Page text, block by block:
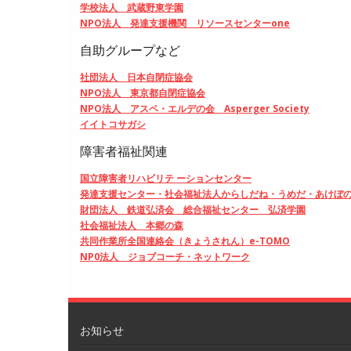
学校法人 武蔵野東学園
NPO法人 発達支援機関 リソースセンターone
自助グループなど
社団法人 日本自閉症協会
NPO法人 東京都自閉症協会
NPO法人 アスペ・エルデの会 Asperger Society
イイトコサガシ
障害者福祉関連
国立障害者リハビリテ ーションセンター
発達支援センター・社会福祉法人からしだね・うめだ・あけぼ
財団法人 鉄道弘済会 総合福祉センター 弘済学園
社会福祉法人 本郷の森
共同作業所全国連絡会（きょうされん）e-TOMO
NP0法人 ジョブコーチ・ネットワーク
お知らせ